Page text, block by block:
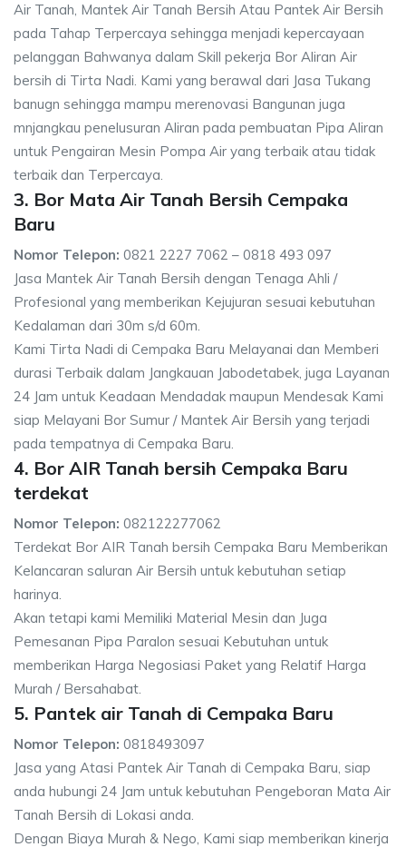
Air Tanah, Mantek Air Tanah Bersih Atau Pantek Air Bersih
pada Tahap Terpercaya sehingga menjadi kepercayaan
pelanggan Bahwanya dalam Skill pekerja Bor Aliran Air
bersih di Tirta Nadi. Kami yang berawal dari Jasa Tukang
banugn sehingga mampu merenovasi Bangunan juga
mnjangkau penelusuran Aliran pada pembuatan Pipa Aliran
untuk Pengairan Mesin Pompa Air yang terbaik atau tidak
terbaik dan Terpercaya.
3. Bor Mata Air Tanah Bersih Cempaka
Baru
Nomor Telepon: 0821 2227 7062 – 0818 493 097
Jasa Mantek Air Tanah Bersih dengan Tenaga Ahli /
Profesional yang memberikan Kejujuran sesuai kebutuhan
Kedalaman dari 30m s/d 60m.
Kami Tirta Nadi di Cempaka Baru Melayanai dan Memberi
durasi Terbaik dalam Jangkauan Jabodetabek, juga Layanan
24 Jam untuk Keadaan Mendadak maupun Mendesak Kami
siap Melayani Bor Sumur / Mantek Air Bersih yang terjadi
pada tempatnya di Cempaka Baru.
4. Bor AIR Tanah bersih Cempaka Baru
terdekat
Nomor Telepon: 082122277062
Terdekat Bor AIR Tanah bersih Cempaka Baru Memberikan
Kelancaran saluran Air Bersih untuk kebutuhan setiap
harinya.
Akan tetapi kami Memiliki Material Mesin dan Juga
Pemesanan Pipa Paralon sesuai Kebutuhan untuk
memberikan Harga Negosiasi Paket yang Relatif Harga
Murah / Bersahabat.
5. Pantek air Tanah di Cempaka Baru
Nomor Telepon: 0818493097
Jasa yang Atasi Pantek Air Tanah di Cempaka Baru, siap
anda hubungi 24 Jam untuk kebutuhan Pengeboran Mata Air
Tanah Bersih di Lokasi anda.
Dengan Biaya Murah & Nego, Kami siap memberikan kinerja